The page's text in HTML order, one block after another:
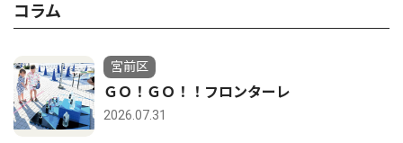
コラム
宮前区
ＧＯ！ＧＯ！！フロンターレ
2026.07.31